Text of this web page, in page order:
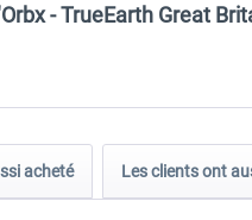
- TrueEarth Great
acheté Les clients ont